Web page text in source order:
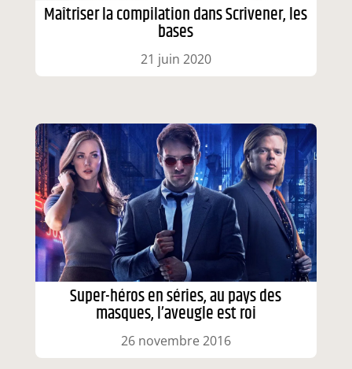
Maîtriser la compilation dans Scrivener, les
bases
21 juin 2020
Super-héros en séries, au pays des
masques, l’aveugle est roi
26 novembre 2016